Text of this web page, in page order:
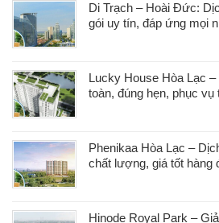
Di Trạch – Hoài Đức:
gói uy tín, đáp ứng mọi
Lucky House Hòa Lạc
toàn, đúng hẹn, phục vụ
Phenikaa Hòa Lạc –
chất lượng, giá tốt hàng
Hinode Royal Park –